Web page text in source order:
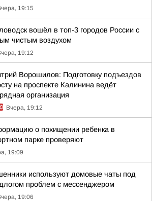
19:15
вошёл в топ-3 городов России с
чистым воздухом
19:12
Ворошилов: Подготовку подъездов
на проспекте Калинина ведёт
организация
Вчера, 19:12
о похищении ребенка в
парке проверяют
19:09
используют домовые чаты под
проблем с мессенджером
19:06